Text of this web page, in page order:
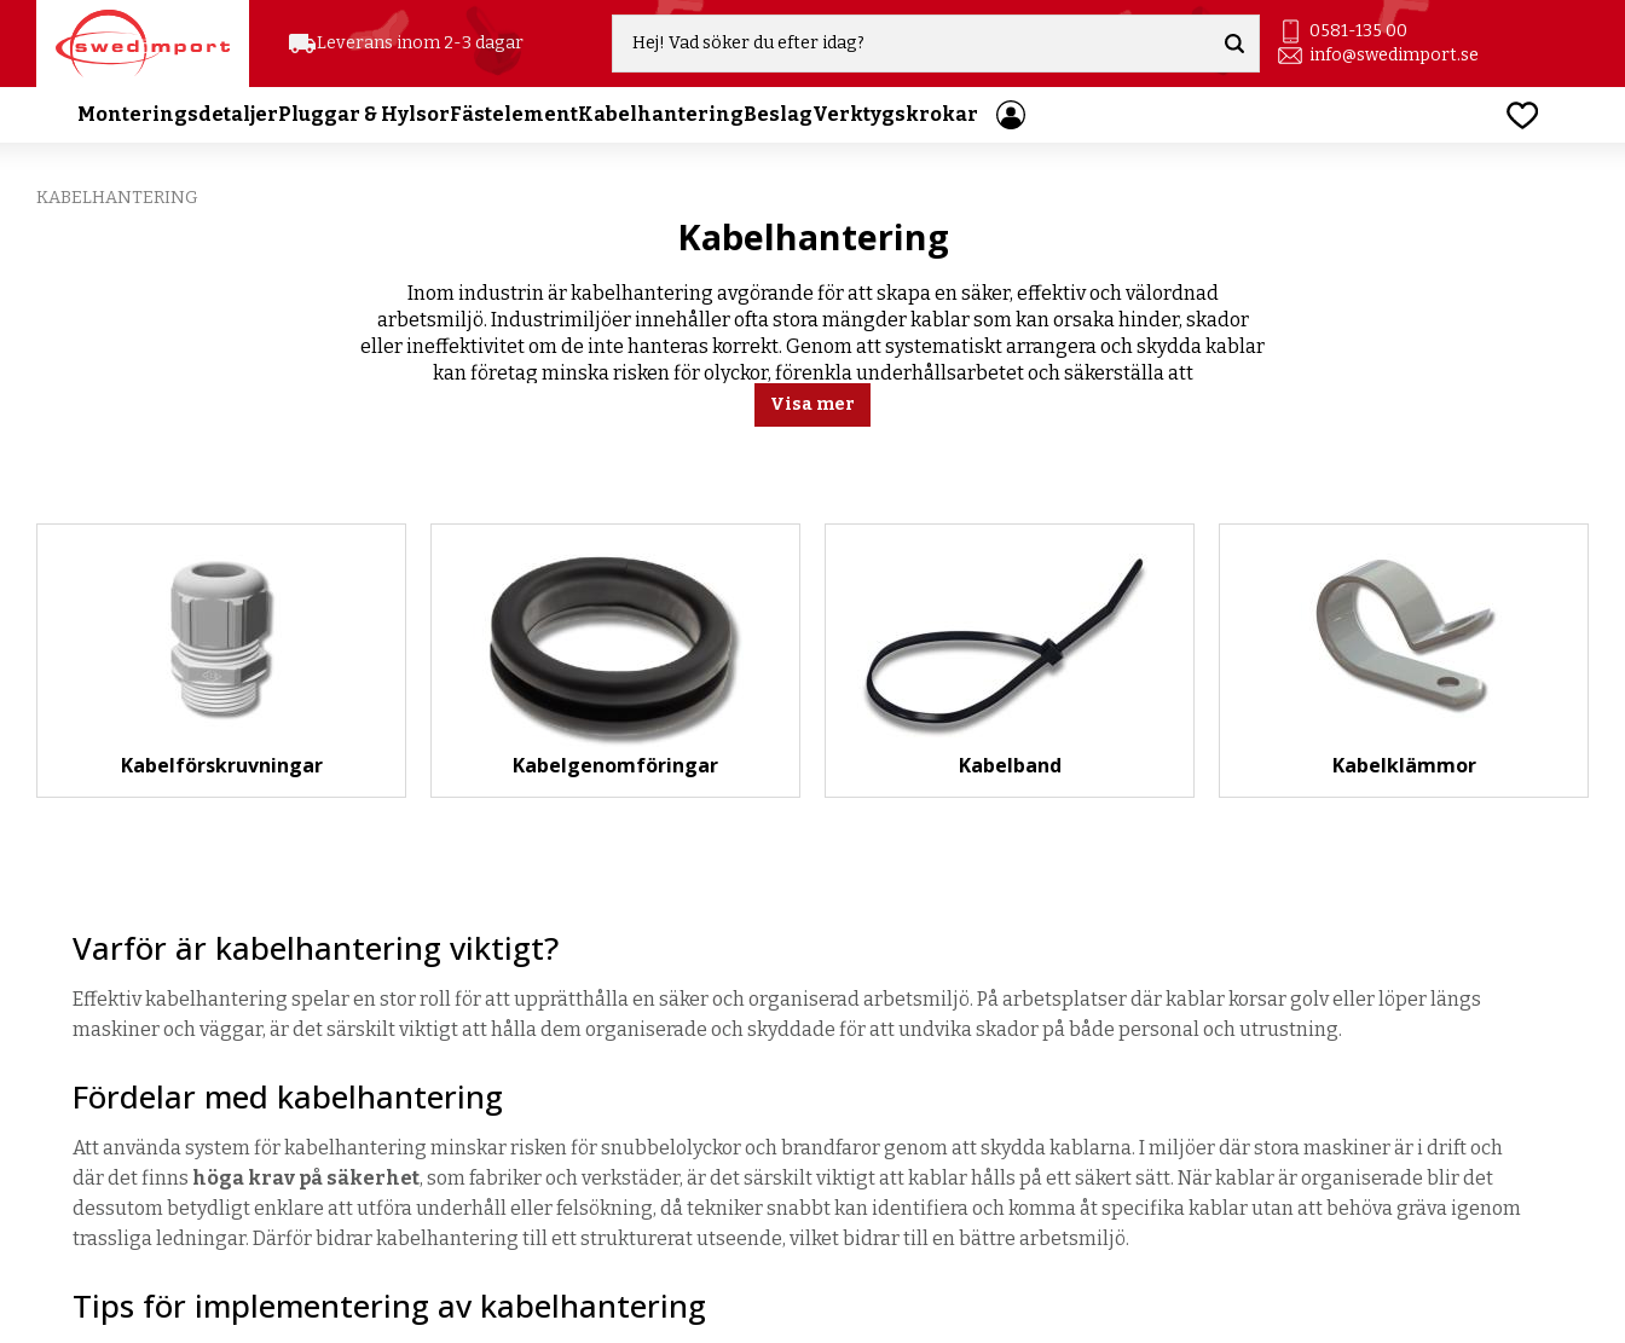
local_shippingLeverans inom 2-3 dagar
0581-135 00
info@swedimport.se
MonteringsdetaljerPluggar & HylsorFästelementKabelhanteringBeslagVerktygskrokar
KABELHANTERING
Kabelhantering
Inom industrin är kabelhantering avgörande för att skapa en säker, effektiv och välordnad
arbetsmiljö. Industrimiljöer innehåller ofta stora mängder kablar som kan orsaka hinder, skador
eller ineffektivitet om de inte hanteras korrekt. Genom att systematiskt arrangera och skydda kablar
kan företag minska risken för olyckor, förenkla underhållsarbetet och säkerställa att
produktionslinjen fungerar optimalt.
Visa mer
Kabelförskruvningar Kabelgenomföringar Kabelband Kabelklämmor
Varför är kabelhantering viktigt?
Effektiv kabelhantering spelar en stor roll för att upprätthålla en säker och organiserad arbetsmiljö. På arbetsplatser där kablar korsar golv eller löper längs
maskiner och väggar, är det särskilt viktigt att hålla dem organiserade och skyddade för att undvika skador på både personal och utrustning.
Fördelar med kabelhantering
Att använda system för kabelhantering minskar risken försnubbelolyckoroch brandfaror genom att skydda kablarna. I miljöer där stora maskiner är i drift och
där det finns höga krav på säkerhet, som fabriker och verkstäder, är det särskilt viktigt att kablar hålls på ett säkert sätt. När kablar är organiserade blir det
dessutom betydligt enklare att utföra underhåll eller felsökning, då tekniker snabbt kan identifiera och komma åt specifika kablar utan att behöva gräva igenom
trassliga ledningar. Därför bidrar kabelhantering till ett strukturerat utseende, vilket bidrartillen bättre arbetsmiljö.
Tips för implementering av kabelhantering